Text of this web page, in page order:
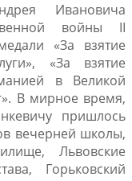
Ивановича
войны II
«За взятие
«За взятие
в Великой
В мирное время,
пришлось
вечерней школы,
Львовские
Горьковский